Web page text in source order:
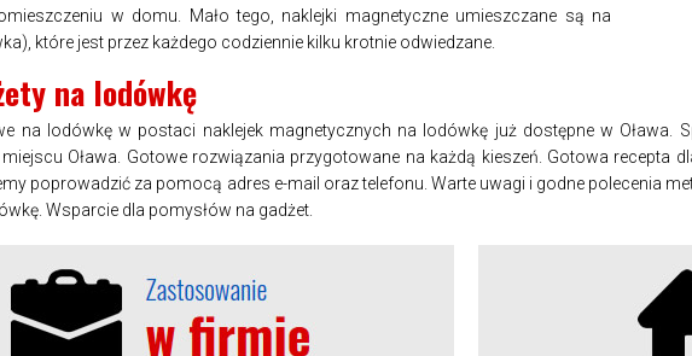
w domu. Mało tego, naklejki magnetyczne umieszczane są na
które jest przez każdego codziennie kilku krotnie odwiedzane.
na lodówkę
na lodówkę w postaci naklejek magnetycznych na lodówkę już dostępne w Oława.
Oława. Gotowe rozwiązania przygotowane na każdą kieszeń. Gotowa recepta
poprowadzić za pomocą adres e-mail oraz telefonu. Warte uwagi i godne polecenia
Wsparcie dla pomysłów na gadżet.